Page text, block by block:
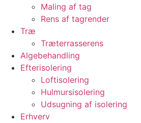
Maling af tag
Rens af tagrender
Træ
Træterrasserens
Algebehandling
Efterisolering
Loftisolering
Hulmursisolering
Udsugning af isolering
Erhverv